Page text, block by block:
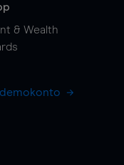
& Wealth